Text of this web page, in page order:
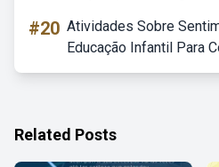
#20 Atividades Sobre
Educação Infantil Para
Related Posts